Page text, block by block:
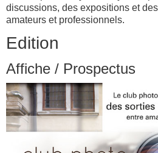
discussions, des expositions et
amateurs et professionnels.
Edition
Affiche / Prospectus